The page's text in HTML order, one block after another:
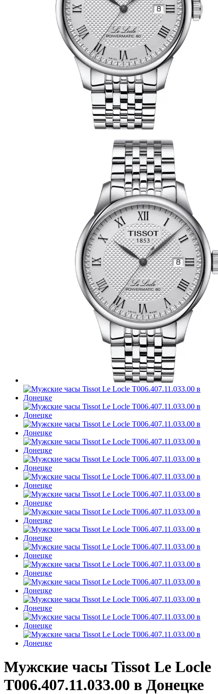
Мужские часы Tissot Le Locle
T006.407.11.033.00 в Донецке